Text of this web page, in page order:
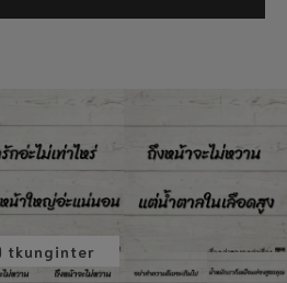
tkunginter